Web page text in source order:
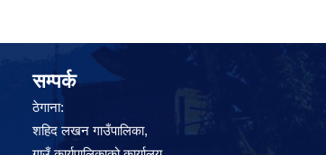
सम्पर्क
ठेगाना:
शहिद लखन गाउँपालिका,